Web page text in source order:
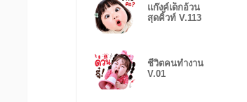
แก๊งค์เด็กอ้วน
สุดคิ้วท์ V.113
ชีวิตคนทำงาน
V.01